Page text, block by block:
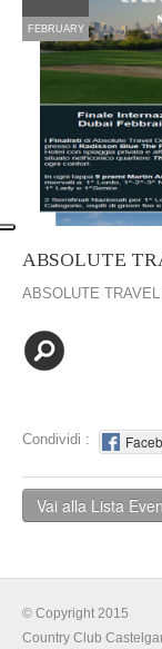
FEBRUARY
ABSOLUTE
ABSOLUTE
Condividi :
Vai alla Lista
© Copyright 2015
Country Club